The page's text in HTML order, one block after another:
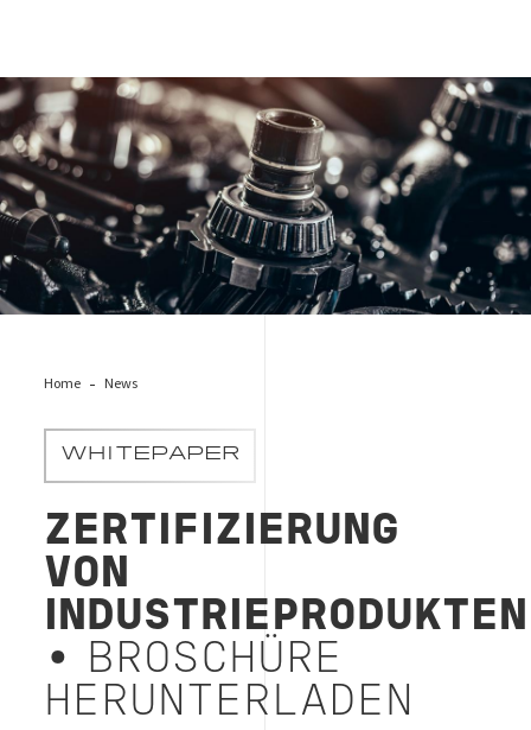
industry-solutions
Home News
WHITEPAPER
ZERTIFIZIERUNG
VON
INDUSTRIEPRODUKTEN
• BROSCHÜRE
HERUNTERLADEN